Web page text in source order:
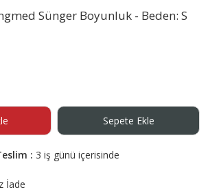
Sünger Boyunluk - Beden: S
Sepete Ekle
: 3 iş günü içerisinde
İade